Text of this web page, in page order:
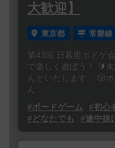
大歓迎】
東京都 常磐線
第43回 日暮里ボドゲ
で楽しく遊ぼう！ 🔰
んといたします。 🎲
ん...
#ボードゲーム
#初心
#どなたでも
#途中抜